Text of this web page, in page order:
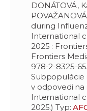
DONÁTOVÁ,
during
International
2025 :
Frontiers
978-2-8325-
Subpopulácie
v odpovedi na
International
2025.) Typ: